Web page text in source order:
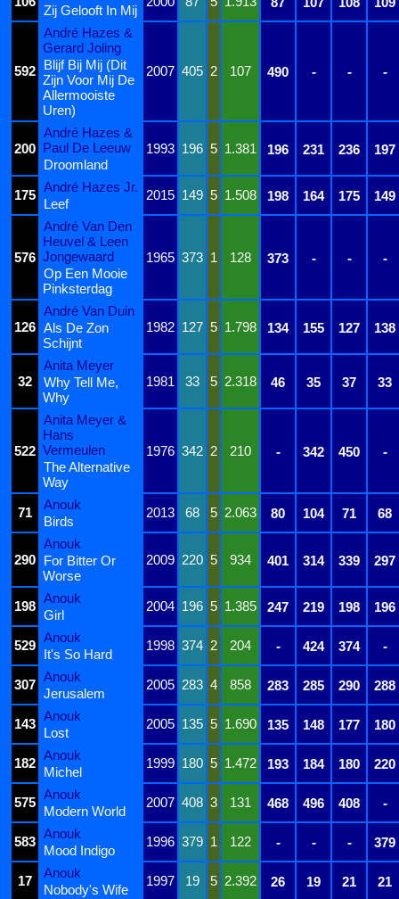
Zij Gelooft In Mij
592
André Hazes &
Gerard Joling
2007 405 2 107 490 - - -
Blijf Bij Mij (Dit
Zijn Voor Mij De
Allermooiste
Uren)
200
André Hazes &
Paul De Leeuw
1993 196 5 1.381 196 231 236
197
Droomland
175
André Hazes Jr.
2015 149 5 1.508 198 164 175 149
Leef
576
André Van Den
Heuvel & Leen
Jongewaard
1965 373 1 128 373 - -
-
Op Een Mooie
Pinksterdag
126
André Van Duin
1982 127 5 1.798 134 155 127 138
Als De Zon
Schijnt
32
Anita Meyer
1981
33 5 2.318 46 35 37 33
Why Tell Me,
Why
522
Anita Meyer &
Hans
Vermeulen
1976 342 2 210 - 342 450
-
The Alternative
Way
71
Anouk
2013 68 5 2.063 80 104 71 68
Birds
290
Anouk
2009 220 5 934 401 314 339 297
For Bitter Or
Worse
198
Anouk
2004 196 5 1.385 247 219 198 196
Girl
529
Anouk
1998 374 2 204 - 424 374 -
It's So Hard
307
Anouk
2005 283 4 858 283 285 290 288
Jerusalem
143
Anouk
2005 135 5 1.690 135 148 177 180
Lost
182
Anouk
1999 180 5 1.472 193 184 180 220
Michel
575
Anouk
2007 408 3 131 468 496 408 -
Modern World
583
Anouk
1996 379 1 122 - - - 379
Mood Indigo
17
Anouk
1997 19 5 2.392 26 19 21 21
Nobody's Wife